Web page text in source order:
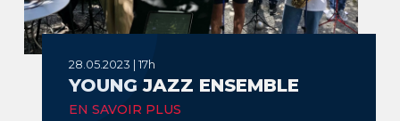
28.05.2023 | 17h
YOUNG JAZZ ENSEMBLE
EN SAVOIR PLUS